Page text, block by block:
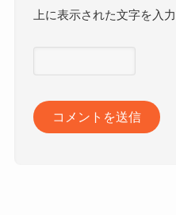
上に表示された文字を入